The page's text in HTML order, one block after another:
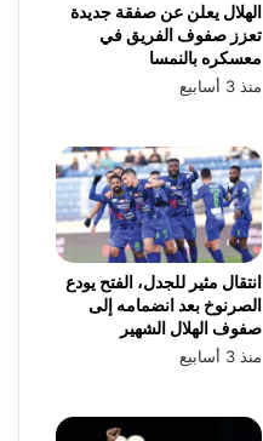
الهلال يعلن عن صفقة جديدة
تعزز صفوف الفريق في
معسكره بالنمسا
منذ 3 أسابيع
انتقال مثير للجدل، الفتح يودع
الصرنوخ بعد انضمامه إلى
صفوف الهلال الشهير
منذ 3 أسابيع